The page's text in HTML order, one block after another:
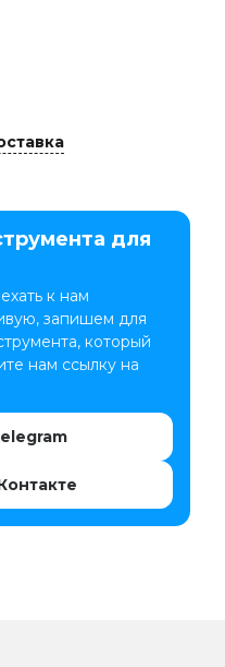
для
к нам
запишем для
который
нам ссылку на